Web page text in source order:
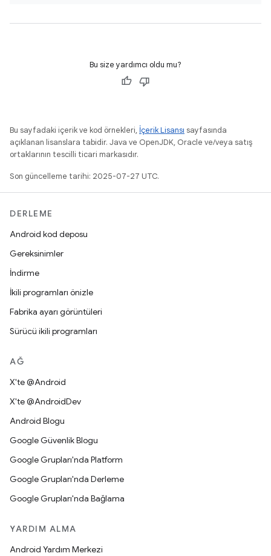
Bu size yardımcı oldu mu?
Bu sayfadaki içerik ve kod örnekleri, İçerik Lisansı sayfasında
açıklanan lisanslara tabidir. Java ve OpenJDK, Oracle ve/veya satış
ortaklarının tescilli ticari markasıdır.
Son güncelleme tarihi: 2025-07-27 UTC.
DERLEME
Android kod deposu
Gereksinimler
İndirme
İkili programları önizle
Fabrika ayarı görüntüleri
Sürücü ikili programları
AĞ
X'te @Android
X'te @AndroidDev
Android Blogu
Google Güvenlik Blogu
Google Grupları'nda Platform
Google Grupları'nda Derleme
Google Grupları'nda Bağlama
YARDIM ALMA
Android Yardım Merkezi